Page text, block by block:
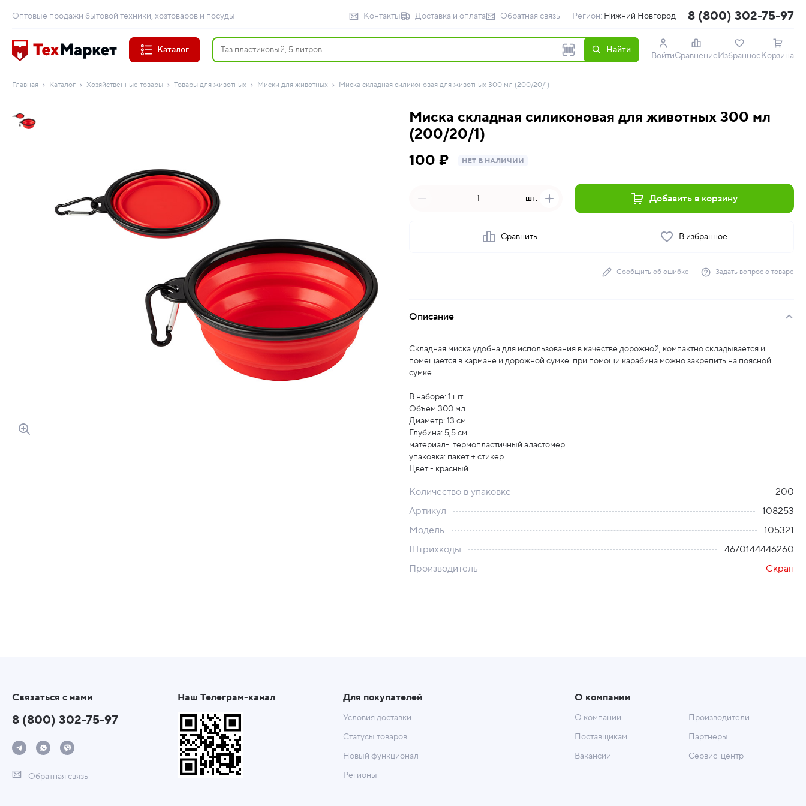
Оптовые продажи бытовой техники, хозтоваров и посуды Контакты Доставка и оплата Обратная связь Регион: Нижний Новгород 8 (800) 302-75-97
Каталог Найти
ВойтиСравнениеИзбранноеКорзина
Главная Каталог Хозяйственные товары Товары для животных Миски для животных Миска складная силиконовая для животных 300 мл (200/20/1)
Миска складная силиконовая для животных 300 мл
(200/20/1)
100 ₽
НЕТ В НАЛИЧИИ
шт. Добавить в корзину
Сравнить В избранное
Сообщить об ошибке Задать вопрос о товаре
Описание
Складная миска удобна для использования в качестве дорожной, компактно складывается и
помещается в кармане и дорожной сумке. при помощи карабина можно закрепить на поясной
сумке.
В наборе: 1 шт
Объем 300 мл
Диаметр: 13 см
Глубина: 5,5 см
материал- термопластичный эластомер
упаковка: пакет + стикер
Цвет - красный
Количество в упаковке
200
Артикул
108253
Модель
105321
Штрихкоды
4670144446260
Производитель
Скрап
Связаться с нами
8 (800) 302-75-97
Обратная связь
Наш Телеграм-канал Для покупателей
Условия доставки
Статусы товаров
Новый функционал
Регионы
О компании
О компании
Поставщикам
Вакансии
Производители
Партнеры
Сервис-центр